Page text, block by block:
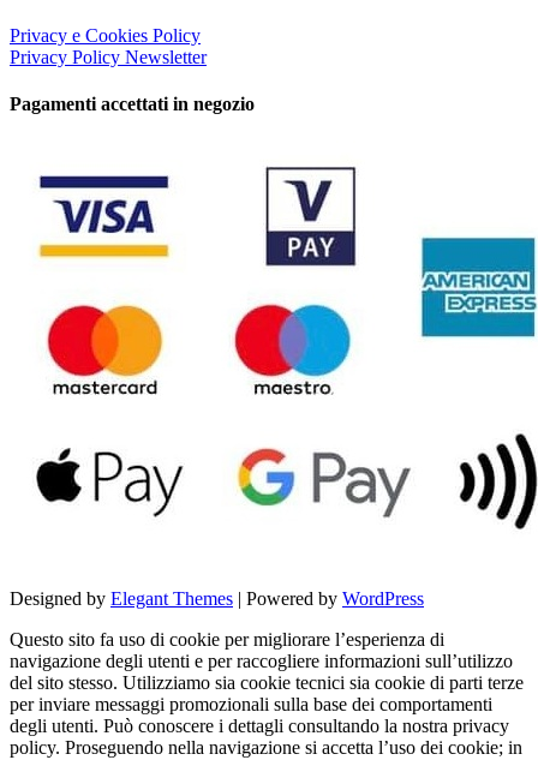
Privacy e Cookies Policy
Privacy Policy Newsletter
Pagamenti accettati in negozio
Designed by Elegant Themes | Powered by WordPress
Questo sito fa uso di cookie per migliorare l’esperienza di
navigazione degli utenti e per raccogliere informazioni sull’utilizzo
del sito stesso. Utilizziamo sia cookie tecnici sia cookie di parti terze
per inviare messaggi promozionali sulla base dei comportamenti
degli utenti. Può conoscere i dettagli consultando la nostra privacy
policy. Proseguendo nella navigazione si accetta l’uso dei cookie; in